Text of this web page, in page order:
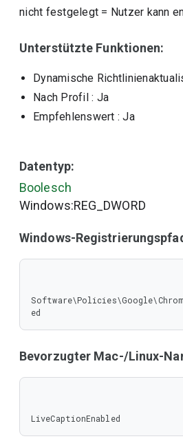
nicht festgelegt = Nutzer kann
Unterstützte Funktionen:
Dynamische
Nach Profil : Ja
Empfehlenswert : Ja
Datentyp:
Boolesch
Windows:REG_DWORD
Windows-
ed
Bevorzugter Mac-/Linux-
LiveCaptionEnabled